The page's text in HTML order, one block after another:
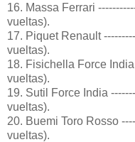
16. Massa Ferrari
vueltas).
17. Piquet Renault
vueltas).
18. Fisichella Force
vueltas).
19. Sutil Force India
vueltas).
20. Buemi Toro Rosso
vueltas).